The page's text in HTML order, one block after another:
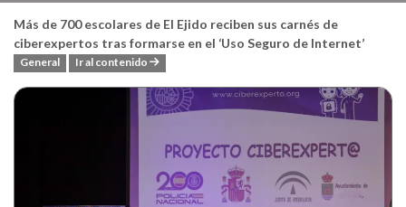
Más de 700 escolares de El Ejido reciben sus carnés de
ciberexpertos tras formarse en el ‘Uso Seguro de Internet’
General Ir al contenido